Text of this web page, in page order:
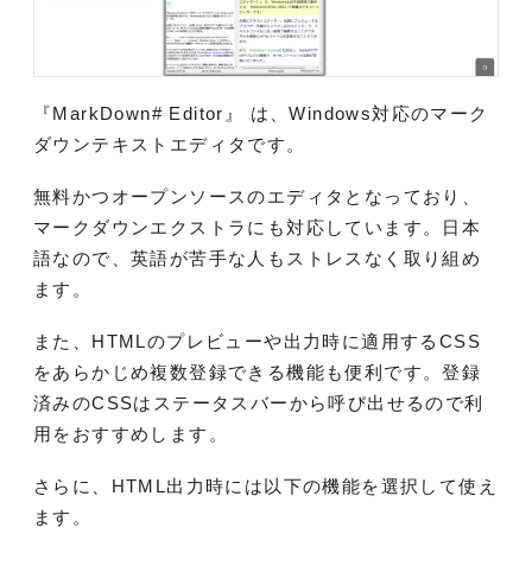
『MarkDown# Editor』 は、Windows対応のマーク
ダウンテキストエディタです。
無料かつオープンソースのエディタとなっており、
マークダウンエクストラにも対応しています。日本
語なので、英語が苦手な人もストレスなく取り組め
ます。
また、HTMLのプレビューや出力時に適用するCSS
をあらかじめ複数登録できる機能も便利です。登録
済みのCSSはステータスバーから呼び出せるので利
用をおすすめします。
さらに、HTML出力時には以下の機能を選択して使え
ます。